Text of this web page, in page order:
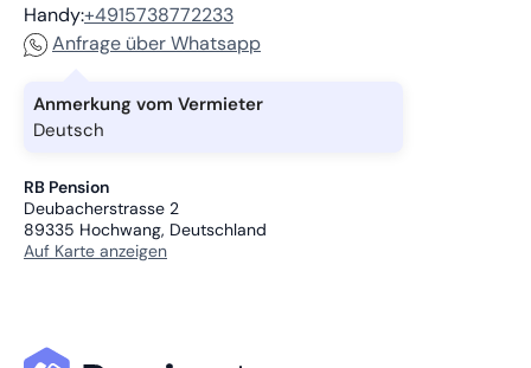
Handy:+4915738772233
Anfrage über Whatsapp
Anmerkung vom Vermieter
Deutsch
RB Pension
Deubacherstrasse 2
89335 Hochwang, Deutschland
Auf Karte anzeigen